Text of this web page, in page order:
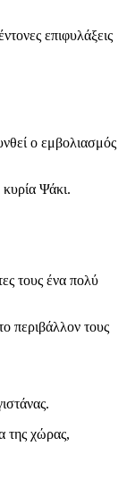
επιφυλάξεις
ο εμβολιασμός
Ψάκι.
τους ένα πολύ
περιβάλλον τους
της χώρας,